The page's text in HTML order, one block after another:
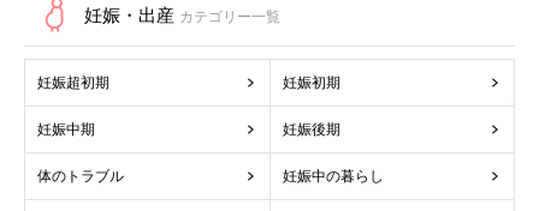
妊娠・出産 カテゴリー一覧
妊娠超初期 妊娠初期
妊娠中期 妊娠後期
体のトラブル 妊娠中の暮らし